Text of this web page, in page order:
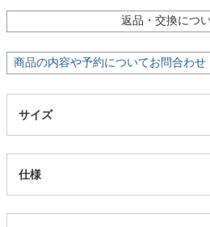
家電・照明器具
インテリア雑貨
返品・交換につ
商品の内容や予約についてお問合わせ
サイズ
仕様